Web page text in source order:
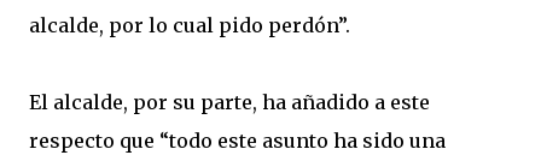
alcalde, por lo cual pido perdón”.
El alcalde, por su parte, ha añadido a este
respecto que “todo este asunto ha sido una